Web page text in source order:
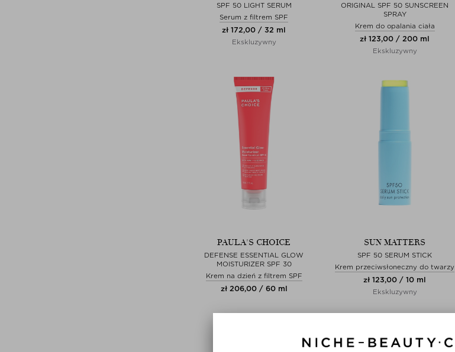
SPF 50 LIGHT SERUM
Serum z filtrem SPF
zł 172,00 / 32 ml
Ekskluzywny
ORIGINAL SPF 50 SUNSCREEN
SPRAY
Krem do opalania ciała
zł 123,00 / 200 ml
Ekskluzywny
PAULA'S CHOICE
DEFENSE ESSENTIAL GLOW
MOISTURIZER SPF 30
Krem na dzień z filtrem SPF
zł 206,00 / 60 ml
SUN MATTERS
SPF 50 SERUM STICK
Krem przeciwsłoneczny do twarzy
zł 123,00 / 10 ml
Ekskluzywny